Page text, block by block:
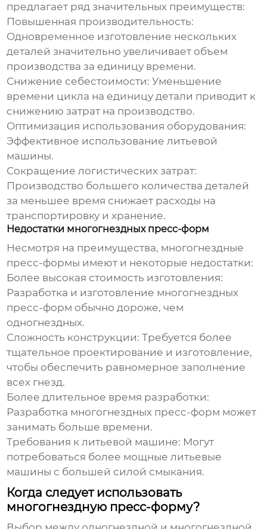
предлагает ряд значительных преимуществ:
Повышенная производительность:
Одновременное изготовление нескольких
деталей значительно увеличивает объем
производства за единицу времени.
Снижение себестоимости: Уменьшение
времени цикла на единицу детали приводит к
снижению затрат на производство.
Оптимизация использования оборудования:
Эффективное использование литьевой
машины.
Сокращение логистических затрат:
Производство большего количества деталей
за меньшее время снижает расходы на
транспортировку и хранение.
Недостатки многогнездных пресс-форм
Несмотря на преимущества, многогнездные
пресс-формы имеют и некоторые недостатки:
Более высокая стоимость изготовления:
Разработка и изготовление многогнездных
пресс-форм обычно дороже, чем
одногнездных.
Сложность конструкции: Требуется более
тщательное проектирование и изготовление,
чтобы обеспечить равномерное заполнение
всех гнезд.
Более длительное время разработки:
Разработка многогнездных пресс-форм может
занимать больше времени.
Требования к литьевой машине: Могут
потребоваться более мощные литьевые
машины с большей силой смыкания.
Когда следует использовать
многогнездную пресс-форму?